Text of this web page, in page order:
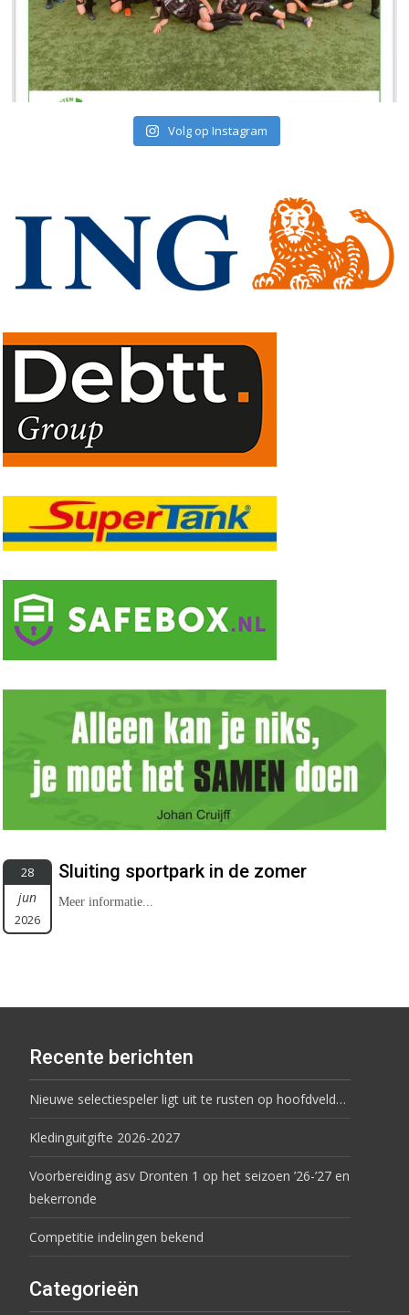
Volg op Instagram
28
jun
2026
Sluiting sportpark in de zomer
Meer informatie...
Recente berichten
Nieuwe selectiespeler ligt uit te rusten op hoofdveld…
Kledinguitgifte 2026-2027
Voorbereiding asv Dronten 1 op het seizoen ’26-’27 en
bekerronde
Competitie indelingen bekend
Categorieën